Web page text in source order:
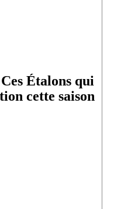
Étalons qui
cette saison